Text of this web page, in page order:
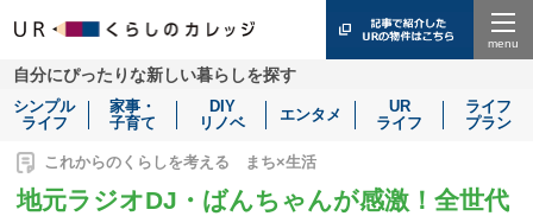
自分にぴったりな新しい暮らしを探す
シンプル
ライフ
家事・
子育て
DIY
リノベ
エンタメ
UR
ライフ
ライフ
プラン
これからのくらしを考える まち×生活
地元ラジオDJ・ばんちゃんが感激！全世代